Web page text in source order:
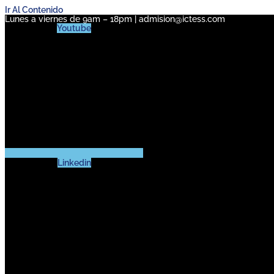
Ir Al Contenido
Lunes a viernes de 9am – 18pm | admision@ictess.com
Youtube
Linkedin